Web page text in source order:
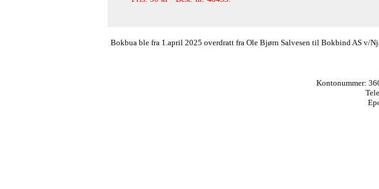
Bokbua ble fra 1.april 2025 overdratt fra Ole Bjørn Salvesen til Bokbind AS v/
Kontonummer: